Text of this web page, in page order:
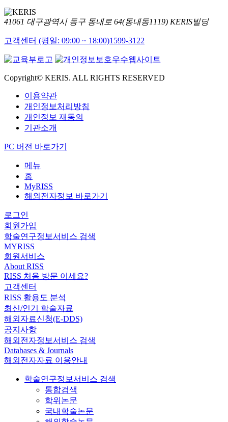
41061 대구광역시 동구 동내로 64(동내동1119) KERIS빌딩
고객센터 (평일: 09:00 ~ 18:00)1599-3122
Copyright© KERIS. ALL RIGHTS RESERVED
이용약관
개인정보처리방침
개인정보 재동의
기관소개
PC 버전 바로가기
메뉴
홈
MyRISS
해외전자정보 바로가기
로그인
회원가입
학술연구정보서비스 검색
MYRISS
회원서비스
About RISS
RISS 처음 방문 이세요?
고객센터
RISS 활용도 분석
최신/인기 학술자료
해외자료신청(E-DDS)
공지사항
해외전자정보서비스 검색
Databases & Journals
해외전자자료 이용안내
학술연구정보서비스 검색
통합검색
학위논문
국내학술논문